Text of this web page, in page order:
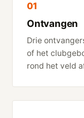
01
Ontvangen
Drie
of het
rond het veld